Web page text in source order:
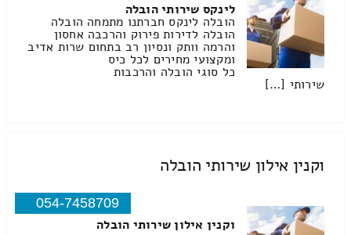
לינקס שירותי הובלה
הובלה לינקס חברתנו מתמחה הובלה
הובלה לדירות פירוק והרכבה אחסון
והרמה וותק ונסיון רב בתחום שרות אדיב
ומקצועי מחירים לכל כיס
כל סוגי הובלה והרכבות
שירותי […]
וקנין אילון שירותי הובלה
054-7458709
וקנין אילון שירותי הובלה